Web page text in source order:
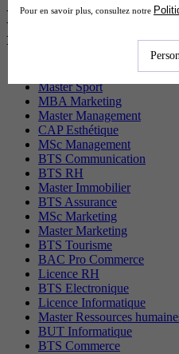
Les diplômes par
recherchés
Master Sport
MBA Marketing
Master Management
CAP Esthétique
MSc Management
BTS Communication
BTS RH
Master Immobilier
BTS Assurance
MSc Marketing
Master Marketing
BTS Tourisme
BAC Pro Commerce
Licence RH
BTS Electronique
Licence Informatique
Master Ressources
BUT Informatique
BTS Commerce
Pour en savoir plus, consultez notre